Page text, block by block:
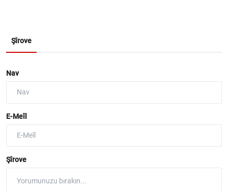
Şîrove
Nav
E-Meîl
Şîrove